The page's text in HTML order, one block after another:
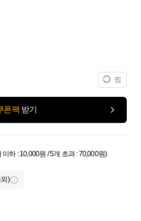
찜
폰팩 받기
하 : 10,000원 / 5개 초과 : 70,000원)
)